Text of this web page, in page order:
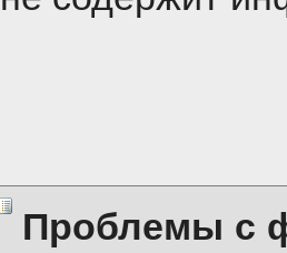
Проблемы с